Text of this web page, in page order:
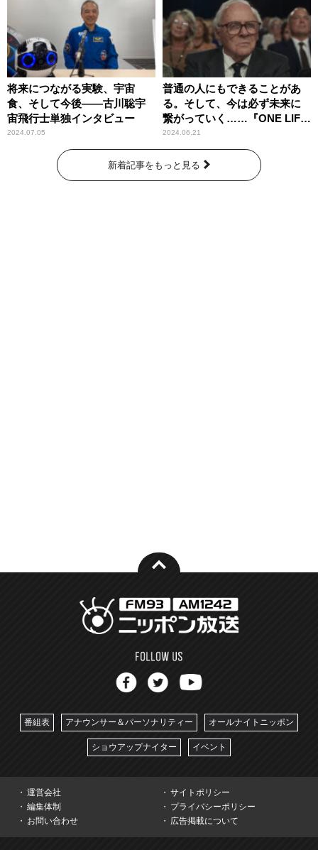
将来につながる実験、宇宙
食、そして今後――古川聡宇
宙飛行士単独インタビュー
2024.07.05
普通の人にもできることがあ
る。そして、今は必ず未来に
繋がっていく……『ONE LIFE
奇跡が繋いだ6000の命』
2024.06.21
新着記事をもっと見る
番組表 アナウンサー＆パーソナリティー オールナイトニッポン
ショウアップナイター イベント
運営会社
サイトポリシー
編集体制
プライバシーポリシー
お問い合わせ
広告掲載について